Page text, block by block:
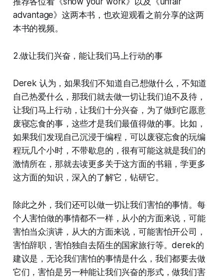
advantage》这两本书，也欢迎观看之前分享的这两
本书的视频。
2.做让我们兴奋，能让我们马上行动的事
Derek 认为，如果我们不知道自己想做什么，不知道
自己热爱什么，那我们就去做一切让我们迫不及待，
让我们马上行动，让我们十分兴奋，为了做到它愿意
废寝忘食的事，这些才是我们最值得做的事。比如，
如果我们发现自己沉浸于编程，可以废寝忘食的玩编
程玩几个小时，不带歇息的，很有可能这就是我们的
激情所在，那就去读更多关于这方面的书籍，学更多
这方面的知识，深入的了解它，钻研它。
除此之外，我们还可以做一切让我们害怕的事情。每
个人害怕做的事情都不一样，从小的方面来说，可能
害怕当众演讲，从大的方面来说，可能害怕开公司，
害怕辞职，害怕独自去陌生的国家旅行等。derek的
建议是，无论我们害怕的事情是什么，我们都要去做
它们，害怕是另一种能让我们兴奋的形式，做我们害